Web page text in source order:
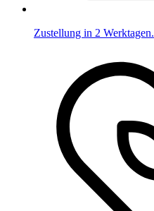
Zustellung in 2 Werktagen.